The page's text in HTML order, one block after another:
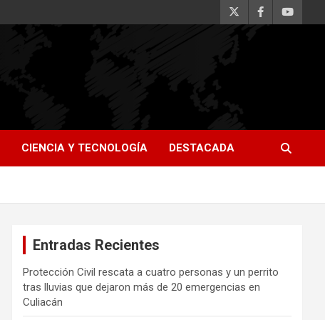
CIENCIA Y TECNOLOGÍA DESTACADA
Entradas Recientes
Protección Civil rescata a cuatro personas y un perrito
tras lluvias que dejaron más de 20 emergencias en
Culiacán